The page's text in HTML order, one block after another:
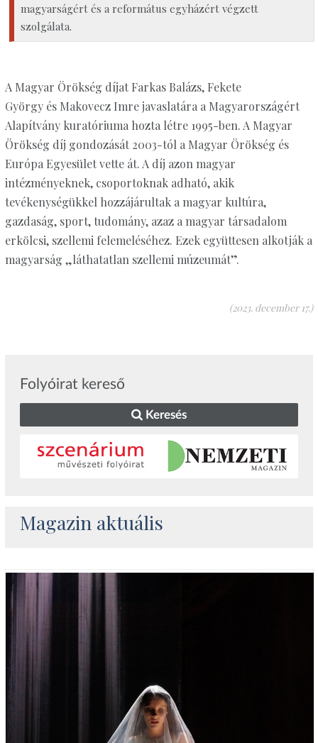
magyarságért és a református egyházért végzett
szolgálata.
A Magyar Örökség díjat Farkas Balázs, Fekete
György és Makovecz Imre javaslatára a Magyarországért
Alapítvány kuratóriuma hozta létre 1995-ben. A Magyar
Örökség díj gondozását 2003-tól a Magyar Örökség és
Európa Egyesület vette át. A díj azon magyar
intézményeknek, csoportoknak adható, akik
tevékenységükkel hozzájárultak a magyar kultúra,
gazdaság, sport, tudomány, azaz a magyar társadalom
erkölcsi, szellemi felemeléséhez. Ezek együttesen alkotják a
magyarság „láthatatlan szellemi múzeumát”.
(2023. december 17.)
Folyóirat kereső
Keresés
Magazin aktuális